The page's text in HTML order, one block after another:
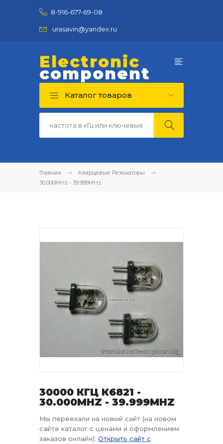
8-916-677-69-08
urasavin@yandex.ru
Electronic
component
Каталог товаров
Главная
Кварцевые Резонаторы
30.000MHz - 39.999MHz
30000 КГЦ К6821 -
30.000MHZ - 39.999MHZ
Мы переехали на новый сайт (на новом
сайте каталог с ценами и оформлением
заказов онлайн): Открыть сайт с